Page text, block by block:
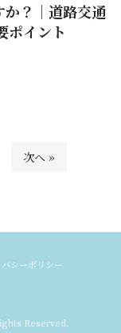
？｜道路交通
ポイント
次へ »
バシーポリシー
Reserved.